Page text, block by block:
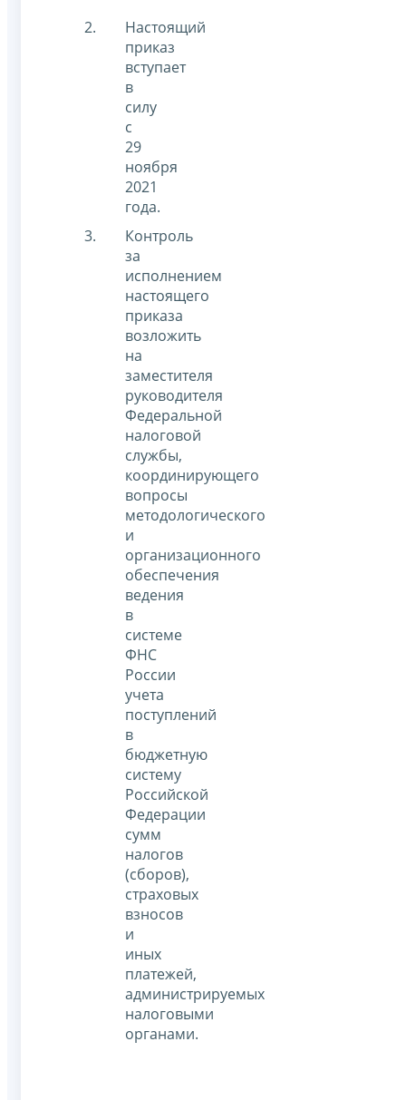
Настоящий
приказ
вступает
в
силу
с
29
ноября
2021
года.
Контроль
за
исполнением
настоящего
приказа
возложить
на
заместителя
руководителя
Федеральной
налоговой
службы,
координирующего
вопросы
методологического
и
организационного
обеспечения
ведения
в
системе
ФНС
России
учета
поступлений
в
бюджетную
систему
Российской
Федерации
сумм
налогов
(сборов),
страховых
взносов
и
иных
платежей,
администрируемых
налоговыми
органами.